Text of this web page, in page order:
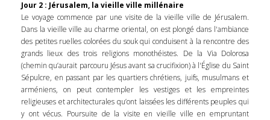
Jour 2 : Jérusalem, la vieille ville millénaire
Le voyage commence par une visite de la vieille ville de Jérusalem.
Dans la vieille ville au charme oriental, on est plongé dans l'ambiance
des petites ruelles colorées du souk qui conduisent à la rencontre des
grands lieux des trois religions monothéistes. De la Via Dolorosa
(chemin qu’aurait parcouru Jésus avant sa crucifixion) à l'Église du Saint
Sépulcre, en passant par les quartiers chrétiens, juifs, musulmans et
arméniens, on peut contempler les vestiges et les empreintes
religieuses et architecturales qu’ont laissées les différents peuples qui
y ont vécus. Poursuite de la visite en vieille ville en empruntant